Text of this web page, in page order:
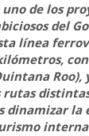
de los
del
línea
dinamizar la